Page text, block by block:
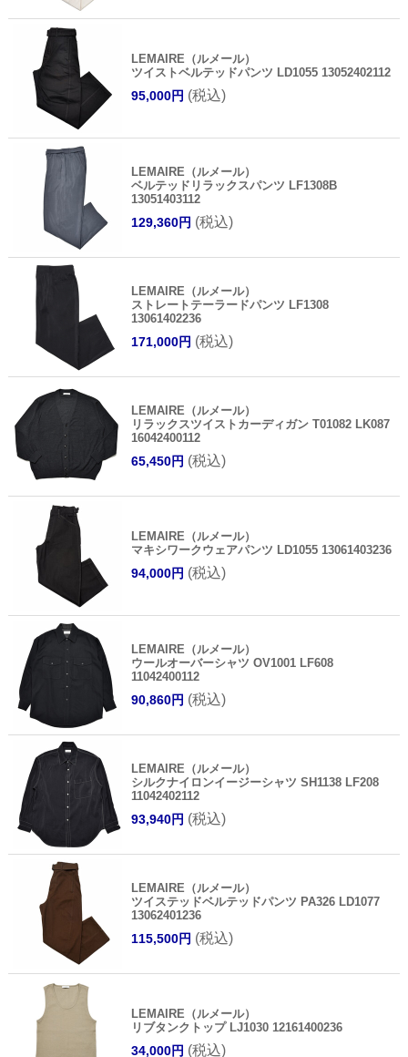
LEMAIRE（ルメール）
ツイストベルテッドパンツ LD1055 13052402112
95,000円 (税込)
LEMAIRE（ルメール）
ベルテッドリラックスパンツ LF1308B
13051403112
129,360円 (税込)
LEMAIRE（ルメール）
ストレートテーラードパンツ LF1308
13061402236
171,000円 (税込)
LEMAIRE（ルメール）
リラックスツイストカーディガン T01082 LK087
16042400112
65,450円 (税込)
LEMAIRE（ルメール）
マキシワークウェアパンツ LD1055 13061403236
94,000円 (税込)
LEMAIRE（ルメール）
ウールオーバーシャツ OV1001 LF608
11042400112
90,860円 (税込)
LEMAIRE（ルメール）
シルクナイロンイージーシャツ SH1138 LF208
11042402112
93,940円 (税込)
LEMAIRE（ルメール）
ツイステッドベルテッドパンツ PA326 LD1077
13062401236
115,500円 (税込)
LEMAIRE（ルメール）
リブタンクトップ LJ1030 12161400236
34,000円 (税込)